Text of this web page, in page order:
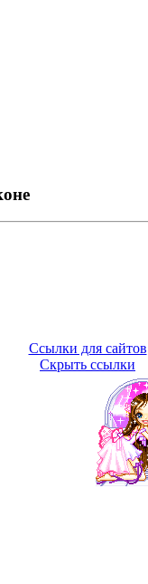
Ссылки для сайтов
Скрыть ссылки